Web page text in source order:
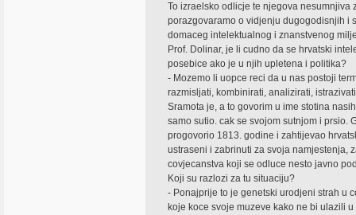
To izraelsko odlicje te njegova
porazgovaramo o vidjenju dugogodisnjih i
domaceg intelektualnog i znanstvenog
Prof. Dolinar, je li cudno da se hrvatski
posebice ako je u njih upletena i politika?
- Mozemo li uopce reci da u nas postoji
razmisljati, kombinirati, analizirati,
Sramota je, a to govorim u ime stotina
samo sutio. cak se svojom sutnjom i prsio.
progovorio 1813. godine i zahtijevao
ustraseni i zabrinuti za svoja namjestenja,
covjecanstva koji se odluce nesto javno
Koji su razlozi za tu situaciju?
- Ponajprije to je genetski urodjeni strah u
koje koce svoje muzeve kako ne bi ulazili